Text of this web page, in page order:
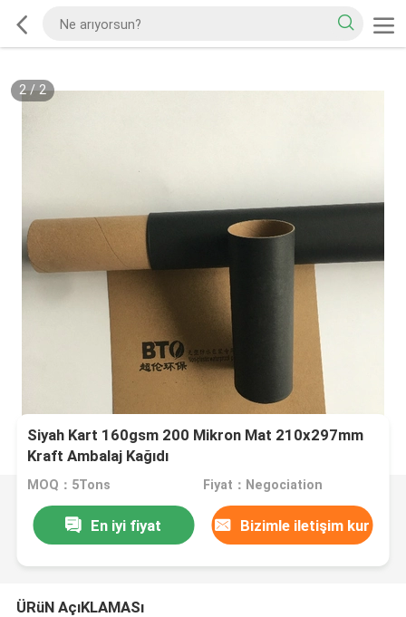
2/2
Siyah Kart 160gsm 200 Mikron Mat 210x297mm
Kraft Ambalaj Kağıdı
MOQ：5Tons Fiyat：Negociation
En iyi fiyat Bizimle iletişim kur
ÜRüN AçıKLAMASı